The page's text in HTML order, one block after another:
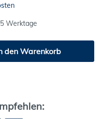
Werktage
den Warenkorb